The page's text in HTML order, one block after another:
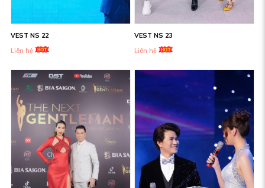
VEST NS 22
Liên hệ
VEST NS 23
Liên hệ